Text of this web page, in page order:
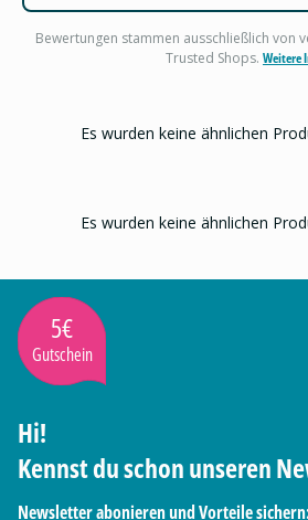
Bewertungen stammen ausschließlich von
Trusted Shops. Weitere
Es wurden keine ähnlichen
Es wurden keine ähnlichen
5€
Gutschein
Hi!
Kennst du schon unseren
Newsletter abonieren und Vorteile